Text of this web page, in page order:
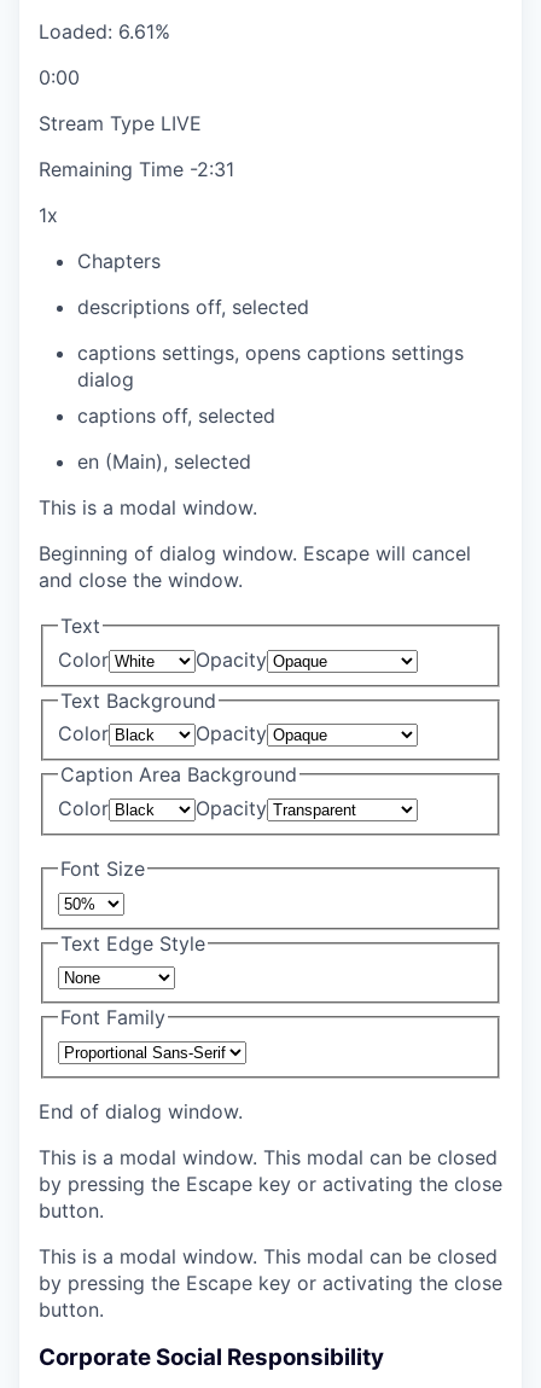
Loaded: 6.61%
0:00
Stream Type LIVE
Remaining Time -2:31
1x
Chapters
descriptions off, selected
captions settings, opens captions settings
dialog
captions off, selected
en (Main), selected
This is a modal window.
Beginning of dialog window. Escape will cancel
and close the window.
Text
Color
Opacity
Text Background
Color
Opacity
Caption Area Background
Color
Opacity
Font Size
Text Edge Style
Font Family
End of dialog window.
This is a modal window. This modal can be closed
by pressing the Escape key or activating the close
button.
This is a modal window. This modal can be closed
by pressing the Escape key or activating the close
button.
Corporate Social Responsibility